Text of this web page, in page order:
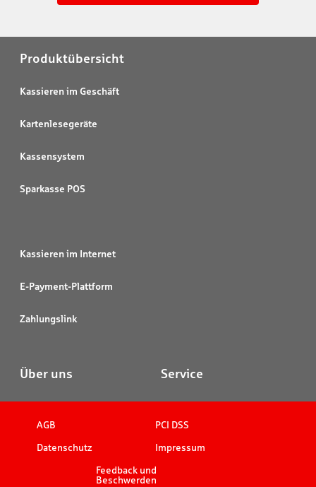
Produktübersicht
Kassieren im Geschäft
Kartenlesegeräte
Kassensystem
Sparkasse POS
Kassieren im Internet
E-Payment-Plattform
Zahlungslink
Über uns Service
AGB
PCI DSS
Datenschutz
Impressum
Feedback und
Beschwerden